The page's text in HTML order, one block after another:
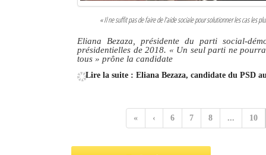
«Il ne suffit pas de faire de l’aide sociale pour solutionner les cas les
Eliana Bezaza, présidente du parti social-
présidentielles de 2018. « Un seul parti ne
tous » prône la candidate
Lire la suite : Eliana Bezaza, candidate du PSD
« ‹ 6 7 8 ... 10